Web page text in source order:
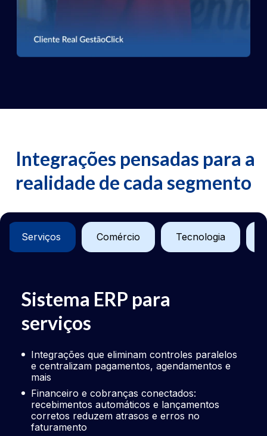
Integrações pensadas para a
realidade de cada segmento
Serviços Comércio Tecnologia
Sistema ERP para
serviços
Integrações que eliminam controles paralelos
e centralizam pagamentos, agendamentos e
mais
Financeiro e cobranças conectados:
recebimentos automáticos e lançamentos
corretos reduzem atrasos e erros no
faturamento